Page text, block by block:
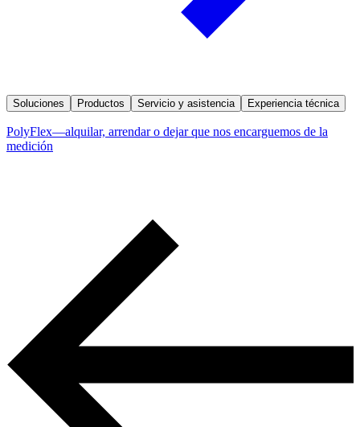
Soluciones Productos Servicio y asistencia Experiencia técnica
PolyFlex—alquilar, arrendar o dejar que nos encarguemos de la
medición